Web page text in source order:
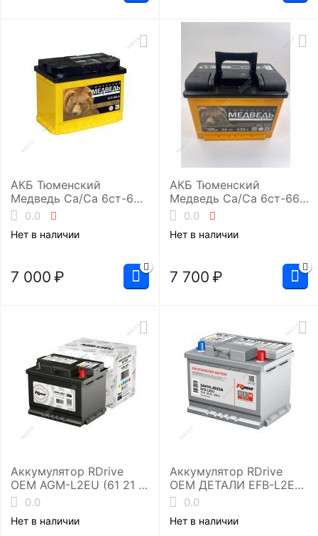
АКБ Тюменский
Медведь Ca/Ca 6ст-62.1
(L2/610EN)
0.0
Нет в наличии
7 000 ₽
АКБ Тюменский
Медведь Ca/Ca 6ст-66.1
(L2/630EN)
0.0
Нет в наличии
7 700 ₽
Аккумулятор RDrive
OEM AGM-L2EU (61 21 7
604 802 BMW)
0.0
Нет в наличии
Аккумулятор RDrive
OEM ДЕТАЛИ EFB-L2EU
(24410-JD22A NISSAN)
0.0
Нет в наличии